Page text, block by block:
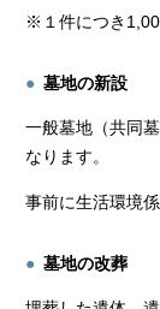
※１件につき
墓地の新設
一般墓地（共同
なります。
事前に生活環境
墓地の改葬